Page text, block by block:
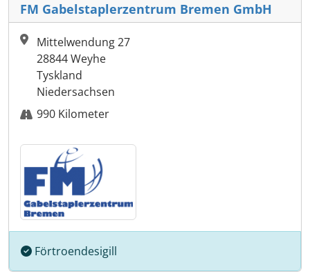
FM Gabelstaplerzentrum Bremen GmbH
Mittelwendung 27
28844 Weyhe
Tyskland
Niedersachsen
990 Kilometer
Förtroendesigill